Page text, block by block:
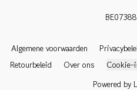
Algemene voorwaarden
Retourbeleid
Over ons Cookie-
Powered by